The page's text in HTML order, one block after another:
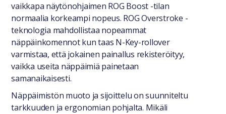
vaikkapa näytönohjaimen ROG Boost -tilan
normaalia korkeampi nopeus. ROG Overstroke -
teknologia mahdollistaa nopeammat
näppäinkomennot kun taas N-Key-rollover
varmistaa, että jokainen painallus rekisteröityy,
vaikka useita näppäimiä painetaan
samanaikaisesti.
Näppäimistön muoto ja sijoittelu on suunniteltu
tarkkuuden ja ergonomian pohjalta. Mikäli